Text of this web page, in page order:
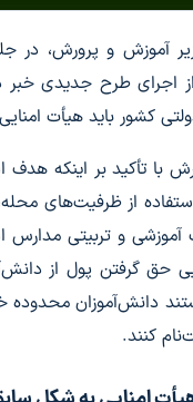
آموزش و پرورش، در
اجرای طرح جدیدی خبر
کشور باید هیأت
با تأکید بر اینکه
از ظرفیت‌های
آموزشی و تربیتی
حق گرفتن پول از
دانش‌آموزان محدوده
کنند.